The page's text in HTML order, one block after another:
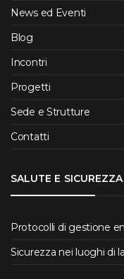
News ed Eventi
Blog
Incontri
Progetti
Sede e Strutture
Contatti
SALUTE E SICUREZZA
Protocolli di gestione
Sicurezza nei luoghi di